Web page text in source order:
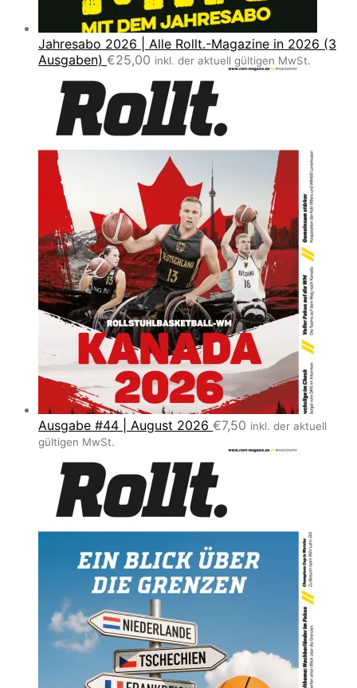
Jahresabo 2026 | Alle Rollt.-Magazine in 2026 (3
Ausgaben) €25,00 inkl. der aktuell gültigen MwSt.
Ausgabe #44 | August 2026 €7,50 inkl. der aktuell
gültigen MwSt.